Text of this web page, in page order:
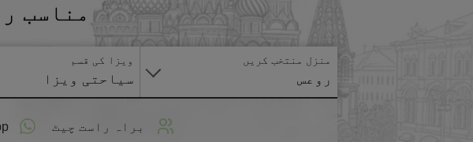
مناسب
منزل منتخب کریں
روعس
ویزا کی قسم
سیاحتی ویزا
براہ راست چیٹ